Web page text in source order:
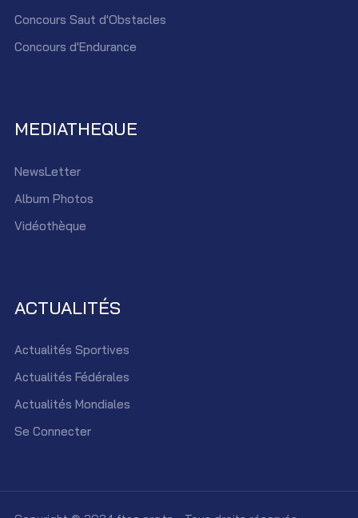
Concours Saut d'Obstacles
Concours d'Endurance
MEDIATHEQUE
NewsLetter
Album Photos
Vidéothèque
ACTUALITÉS
Actualités Sportives
Actualités Fédérales
Actualités Mondiales
Se Connecter